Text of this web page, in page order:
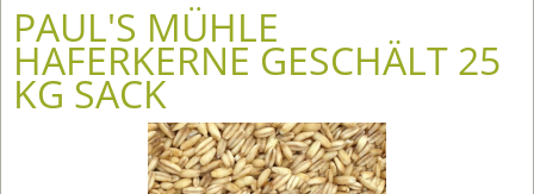
PAUL'S MÜHLE
HAFERKERNE GESCHÄLT 25
KG SACK